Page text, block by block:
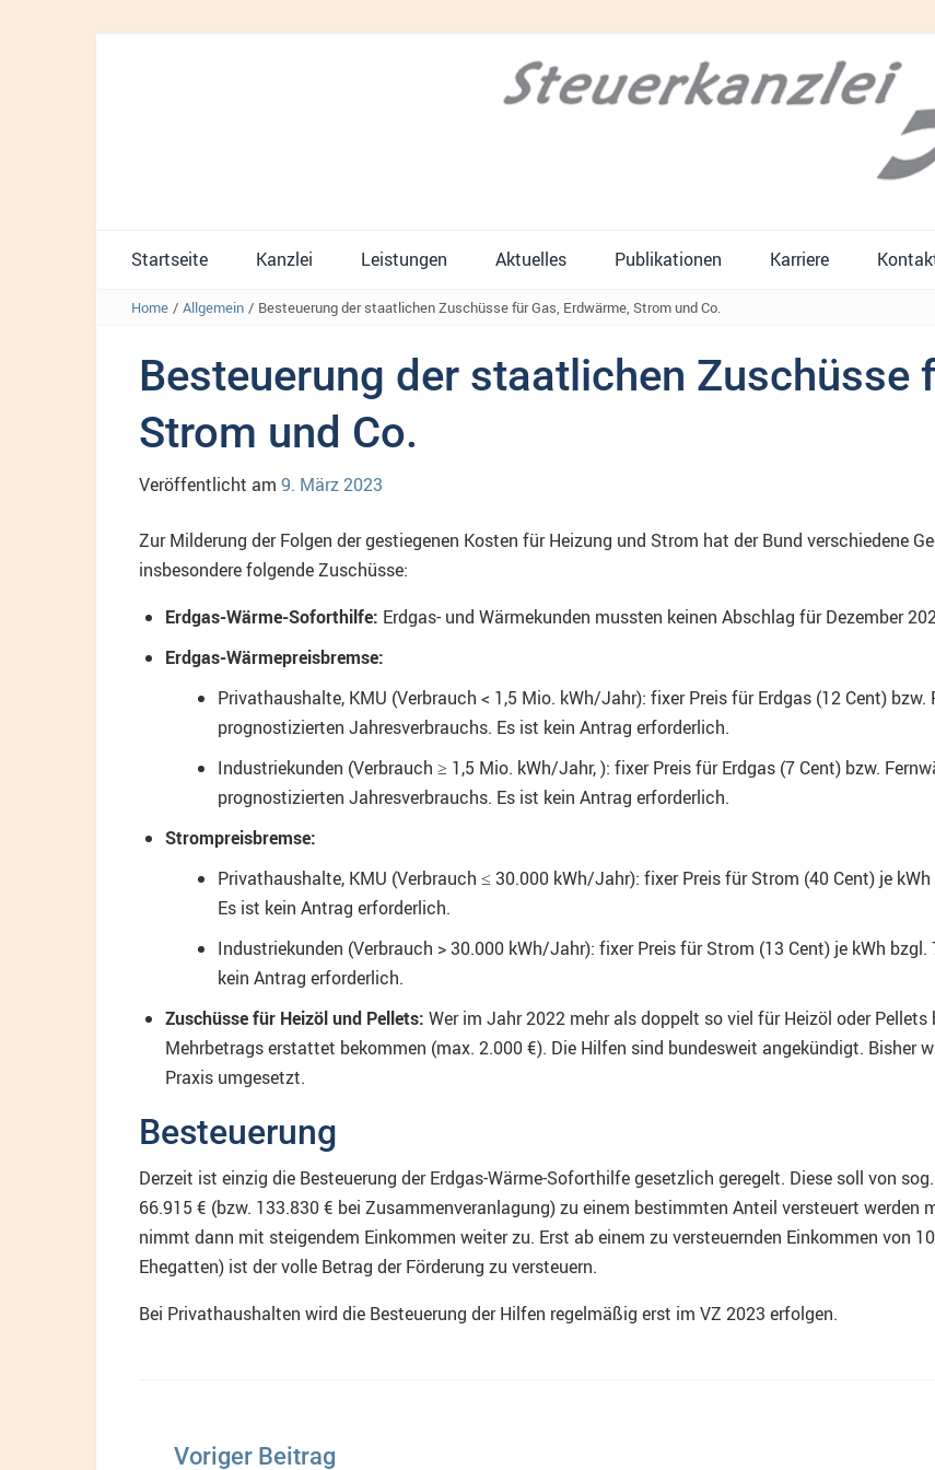
Startseite Kanzlei Leistungen Aktuelles Publikationen Karriere
Home / Allgemein / Besteuerung der staatlichen Zuschüsse für Gas, Erdwärme, Strom und Co.
Besteuerung der staatlichen Zuschüsse
Strom und Co.
Veröffentlicht am 9. März 2023
Zur Milderung der Folgen der gestiegenen Kosten für Heizung und Strom hat der Bund verschiedene
insbesondere folgende Zuschüsse:
Erdgas-Wärme-Soforthilfe: Erdgas- und Wärmekunden mussten keinen Abschlag für Dezember
Erdgas-Wärmepreisbremse:
Privathaushalte, KMU (Verbrauch < 1,5 Mio. kWh/Jahr): fixer Preis für Erdgas (12 Cent) bzw.
prognostizierten Jahresverbrauchs. Es ist kein Antrag erforderlich.
Industriekunden (Verbrauch ≥ 1,5 Mio. kWh/Jahr, ): fixer Preis für Erdgas (7 Cent) bzw.
prognostizierten Jahresverbrauchs. Es ist kein Antrag erforderlich.
Strompreisbremse:
Privathaushalte, KMU (Verbrauch ≤ 30.000 kWh/Jahr): fixer Preis für Strom (40 Cent) je
Es ist kein Antrag erforderlich.
Industriekunden (Verbrauch > 30.000 kWh/Jahr): fixer Preis für Strom (13 Cent) je kWh
kein Antrag erforderlich.
Zuschüsse für Heizöl und Pellets: Wer im Jahr 2022 mehr als doppelt so viel für Heizöl oder
Mehrbetrags erstattet bekommen (max. 2.000 €). Die Hilfen sind bundesweit angekündigt. Bisher
Praxis umgesetzt.
Besteuerung
Derzeit ist einzig die Besteuerung der Erdgas-Wärme-Soforthilfe gesetzlich geregelt. Diese soll von
66.915 € (bzw. 133.830 € bei Zusammenveranlagung) zu einem bestimmten Anteil versteuert werden
nimmt dann mit steigendem Einkommen weiter zu. Erst ab einem zu versteuernden Einkommen von
Ehegatten) ist der volle Betrag der Förderung zu versteuern.
Bei Privathaushalten wird die Besteuerung der Hilfen regelmäßig erst im VZ 2023 erfolgen.